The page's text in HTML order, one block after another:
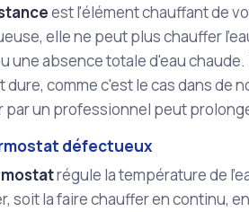
est l'élément chauffant de
elle ne peut plus chauffer
une absence totale d'eau
dure, comme c'est le cas dans de
par un professionnel peut
défectueux
régule la température de
soit la faire chauffer en continu,